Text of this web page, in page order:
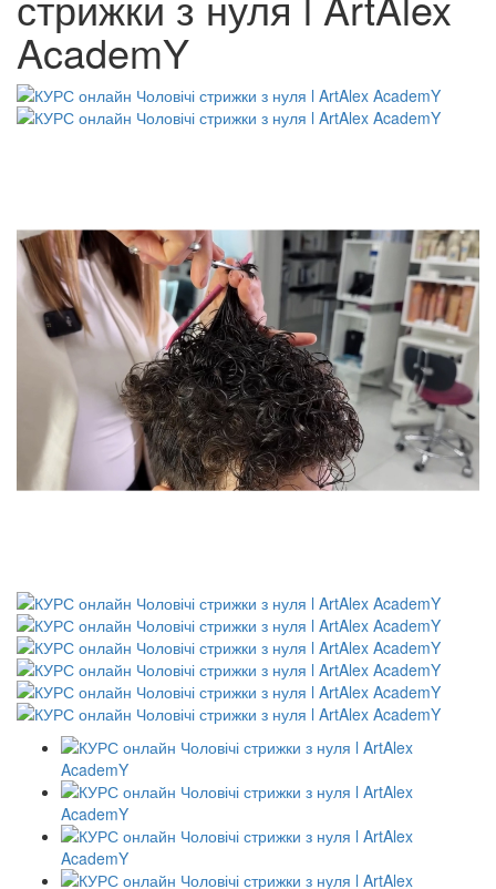
AcademY